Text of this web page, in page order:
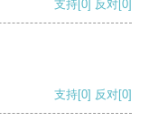
支持 [0] 反对 [0]
支持[0] 反对[0]